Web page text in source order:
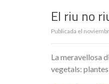
El riu no
Publicada el
La meravellosa
vegetals: plantes